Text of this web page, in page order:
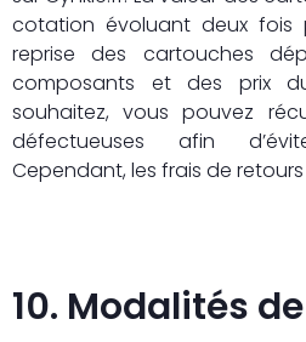
cotation évoluant deux fois
reprise des cartouches
composants et des prix
souhaitez, vous pouvez
défectueuses afin
Cependant, les frais de
10. Modalités